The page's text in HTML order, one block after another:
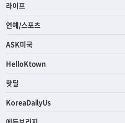
라이프
연예/스포츠
ASK미국
HelloKtown
핫딜
KoreaDailyUs